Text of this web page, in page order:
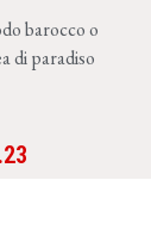
barocco o
di paradiso